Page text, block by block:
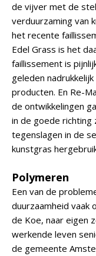
de vijver met de
verduurzaming van
het recente
Edel Grass is het
faillissement is
geleden
producten. En Re-
de ontwikkelingen
in de goede
tegenslagen in de
kunstgras
Polymeren
Een van de
duurzaamheid vaak
de Koe, naar eigen
werkende leven
de gemeente